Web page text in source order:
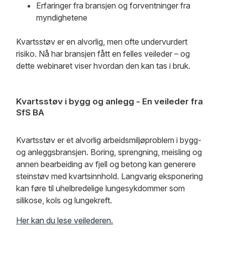
Erfaringer fra bransjen og forventninger fra
myndighetene
Kvartsstøv er en alvorlig, men ofte undervurdert
risiko. Nå har bransjen fått en felles veileder – og
dette webinaret viser hvordan den kan tas i bruk.
Kvartsstøv i bygg og anlegg - En veileder fra
SfS BA
Kvartsstøv er et alvorlig arbeidsmiljøproblem i bygg-
og anleggsbransjen. Boring, sprengning, meisling og
annen bearbeiding av fjell og betong kan generere
steinstøv med kvartsinnhold. Langvarig eksponering
kan føre til uhelbredelige lungesykdommer som
silikose, kols og lungekreft.
Her kan du lese veilederen.